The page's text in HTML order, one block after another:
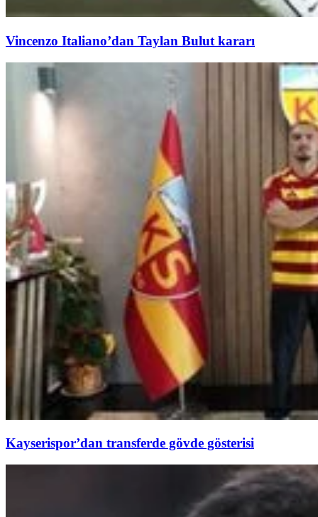
Vincenzo Italiano’dan Taylan Bulut kararı
Kayserispor’dan transferde gövde gösterisi